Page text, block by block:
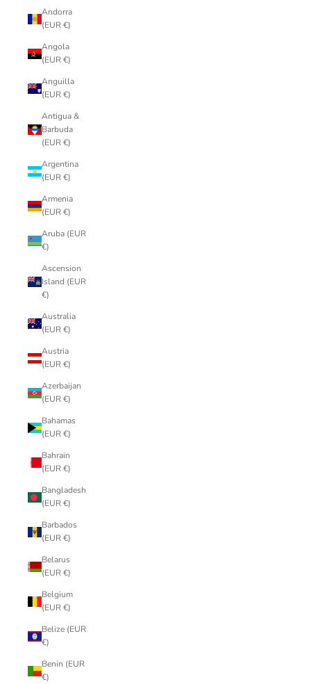
Andorra
(EUR €)
Angola
(EUR €)
Anguilla
(EUR €)
Antigua &
Barbuda
(EUR €)
Argentina
(EUR €)
Armenia
(EUR €)
Aruba (EUR
€)
Ascension
Island (EUR
€)
Australia
(EUR €)
Austria
(EUR €)
Azerbaijan
(EUR €)
Bahamas
(EUR €)
Bahrain
(EUR €)
Bangladesh
(EUR €)
Barbados
(EUR €)
Belarus
(EUR €)
Belgium
(EUR €)
Belize (EUR
€)
Benin (EUR
€)